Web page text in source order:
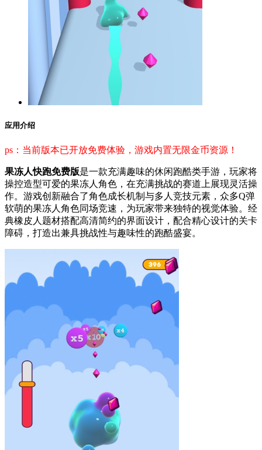
应用介绍
ps：当前版本已开放免费体验，游戏内置无限金币资源！
果冻人快跑免费版是一款充满趣味的休闲跑酷类手游，玩家将
操控造型可爱的果冻人角色，在充满挑战的赛道上展现灵活操
作。游戏创新融合了角色成长机制与多人竞技元素，众多Q弹
软萌的果冻人角色同场竞速，为玩家带来独特的视觉体验。经
典橡皮人题材搭配高清简约的界面设计，配合精心设计的关卡
障碍，打造出兼具挑战性与趣味性的跑酷盛宴。